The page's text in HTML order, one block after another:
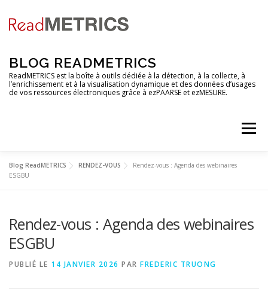
contenu
BLOG READMETRICS
ReadMETRICS est la boîte à outils dédiée à la détection, à la collecte, à
l’enrichissement et à la visualisation dynamique et des données d’usages
de vos ressources électroniques grâce à ezPAARSE et ezMESURE.
Menu
NOUVELLES FONCTIONNALITES
ANALYSES DE PLATEFORMES TUTORIELS
RENDEZ-VOUS EZCOUNTER FAQ & GLOSSAIRE
Blog ReadMETRICS RENDEZ-VOUS
Rendez-vous : Agenda des webinaires
ESGBU
Rendez-vous : Agenda des webinaires
ESGBU
PUBLIÉ LE 14 JANVIER 2026 PAR FREDERIC TRUONG